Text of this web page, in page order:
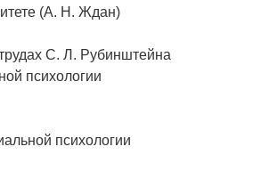
(А. Н. Ждан)
С. Л. Рубинштейна
психологии
психологии